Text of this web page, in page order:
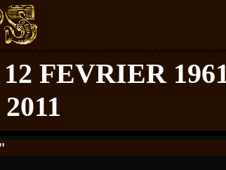
FEVRIER